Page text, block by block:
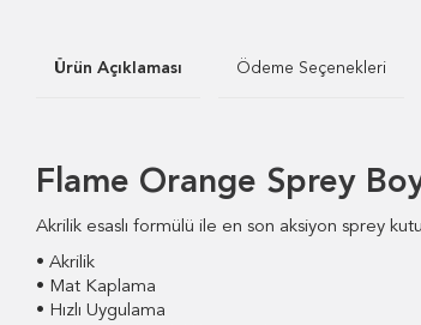
Ürün Açıklaması Ödeme Seçenekleri
Flame Orange Sprey
Akrilik esaslı formülü ile en son aksiyon sprey
• Akrilik
• Mat Kaplama
• Hızlı Uygulama